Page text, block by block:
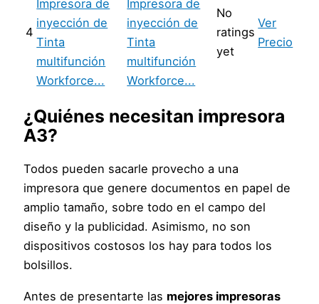
4
Impresora de
inyección de
Tinta
multifunción
Workforce...
No
ratings
yet
Ver
Precio
¿Quiénes necesitan impresora
A3?
Todos pueden sacarle provecho a una
impresora que genere documentos en papel de
amplio tamaño, sobre todo en el campo del
diseño y la publicidad. Asimismo, no son
dispositivos costosos los hay para todos los
bolsillos.
Antes de presentarte las mejores impresoras